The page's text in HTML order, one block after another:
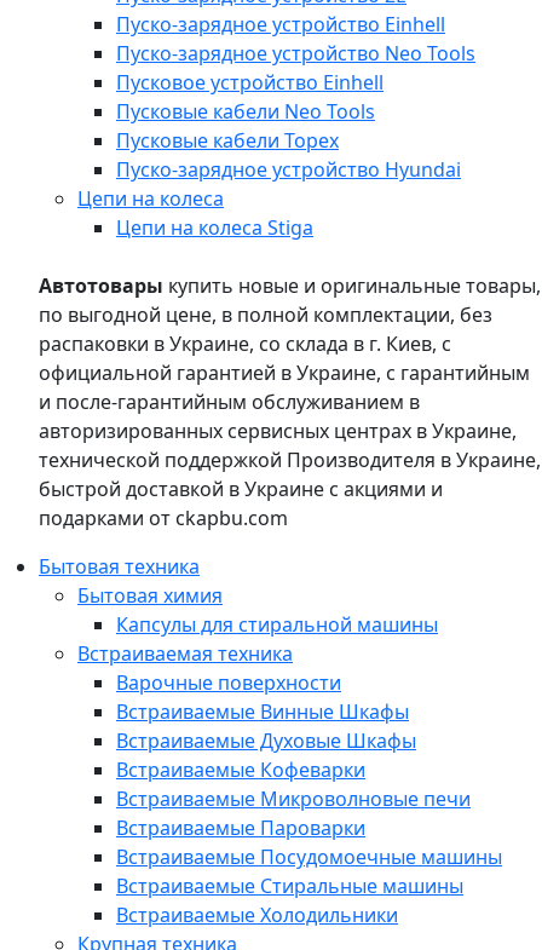
Пуско-зарядное устройство Einhell
Пуско-зарядное устройство Neo Tools
Пусковое устройство Einhell
Пусковые кабели Neo Tools
Пусковые кабели Topex
Пуско-зарядное устройство Hyundai
Цепи на колеса
Цепи на колеса Stiga
Автотовары купить новые и оригинальные товары,
по выгодной цене, в полной комплектации, без
распаковки в Украине, со склада в г. Киев, с
официальной гарантией в Украине, с гарантийным
и после-гарантийным обслуживанием в
авторизированных сервисных центрах в Украине,
технической поддержкой Производителя в Украине,
быстрой доставкой в Украине с акциями и
подарками от ckapbu.com
Бытовая техника
Бытовая химия
Капсулы для стиральной машины
Встраиваемая техника
Варочные поверхности
Встраиваемые Винные Шкафы
Встраиваемые Духовые Шкафы
Встраиваемые Кофеварки
Встраиваемые Микроволновые печи
Встраиваемые Пароварки
Встраиваемые Посудомоечные машины
Встраиваемые Стиральные машины
Встраиваемые Холодильники
Крупная техника